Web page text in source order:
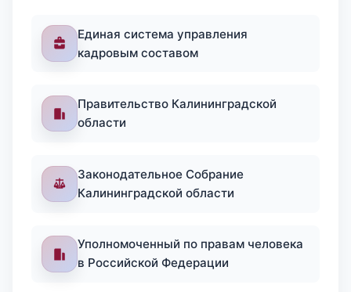
Единая система управления
кадровым составом
Правительство Калининградской
области
Законодательное Собрание
Калининградской области
Уполномоченный по правам человека
в Российской Федерации